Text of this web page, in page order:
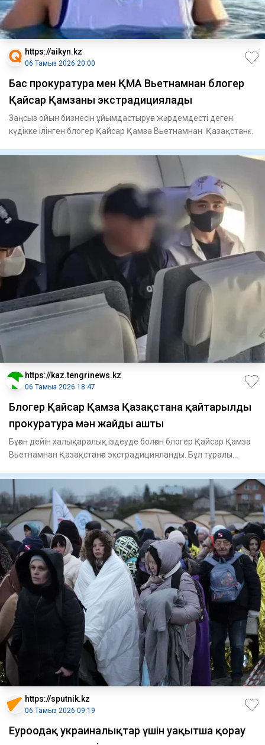
https://aikyn.kz
06 Тамыз 2026 20:00
Бас прокуратура мен ҚМА Вьетнамнан блогер
Қайсар Қамзаны экстрадициялады
Заңсыз ойын бизнесін ұйымдастыруға жәрдемдесті деген
күдікке ілінген блогер Қайсар Қамза Вьетнамнан Қазақстанға
https://kaz.tengrinews.kz
06 Тамыз 2026 18:47
Блогер Қайсар Қамза Қазақстанға қайтарылды
прокуратура мән жайды ашты
Бұған дейін халықаралық іздеуде болған блогер Қайсар Қамза
Вьетнамнан Қазақстанға экстрадицияланды. Бұл туралы
https://sputnik.kz
06 Тамыз 2026 09:19
Еуроодақ украиналықтар үшін уақытша қорғау